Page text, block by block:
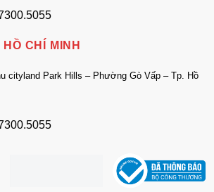
CHÍ MINH
cityland Park Hills – Phường Gò Vấp – Tp. Hồ